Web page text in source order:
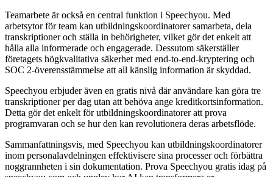
Teamarbete är också en central funktion i Speechyou. Med
arbetsytor för team kan utbildningskoordinatorer samarbeta, dela
transkriptioner och ställa in behörigheter, vilket gör det enkelt att
hålla alla informerade och engagerade. Dessutom säkerställer
företagets högkvalitativa säkerhet med end-to-end-kryptering och
SOC 2-överensstämmelse att all känslig information är skyddad.
Speechyou erbjuder även en gratis nivå där användare kan göra tre
transkriptioner per dag utan att behöva ange kreditkortsinformation.
Detta gör det enkelt för utbildningskoordinatorer att prova
programvaran och se hur den kan revolutionera deras arbetsflöde.
Sammanfattningsvis, med Speechyou kan utbildningskoordinatorer
inom personalavdelningen effektivisere sina processer och förbättra
noggrannheten i sin dokumentation. Prova Speechyou gratis idag på